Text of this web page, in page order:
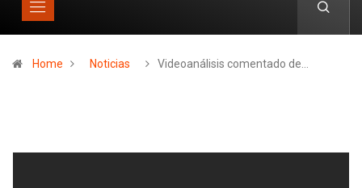
Home Noticias Videoanálisis comentado de…